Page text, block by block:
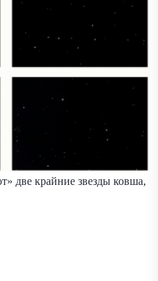
две крайние звезды ковша,